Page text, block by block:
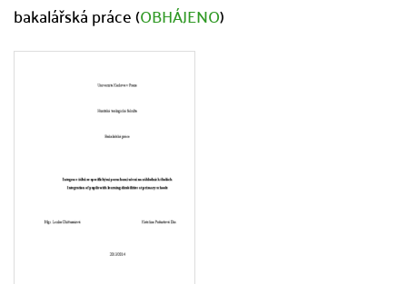
bakalářská práce (OBHÁJENO)